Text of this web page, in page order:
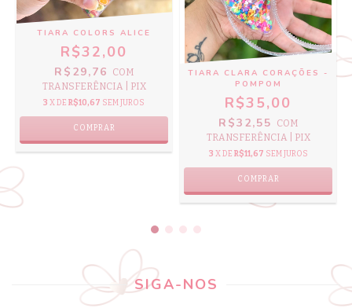
TIARA COLORS ALICE
R$32,00
R$29,76
COM
TRANSFERÊNCIA | PIX
3 X DE R$10,67 SEM JUROS
COMPRAR
TIARA CLARA CORAÇÕES -
POMPOM
R$35,00
R$32,55
COM
TRANSFERÊNCIA | PIX
3 X DE R$11,67 SEM JUROS
COMPRAR
SIGA-NOS